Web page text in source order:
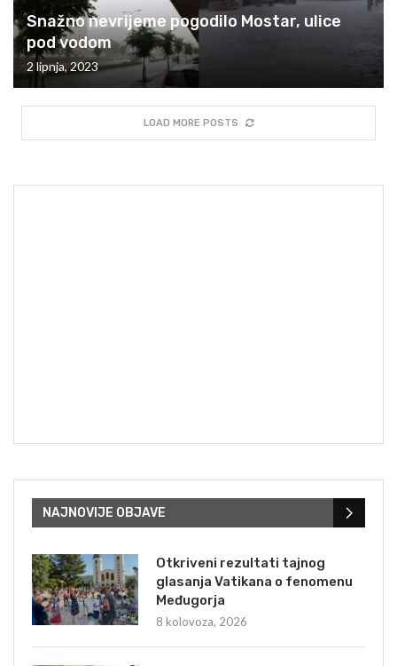
Snažno nevrijeme pogodilo Mostar, ulice
pod vodom
2 lipnja, 2023
LOAD MORE POSTS
NAJNOVIJE OBJAVE
Otkriveni rezultati tajnog
glasanja Vatikana o fenomenu
Međugorja
8 kolovoza, 2026